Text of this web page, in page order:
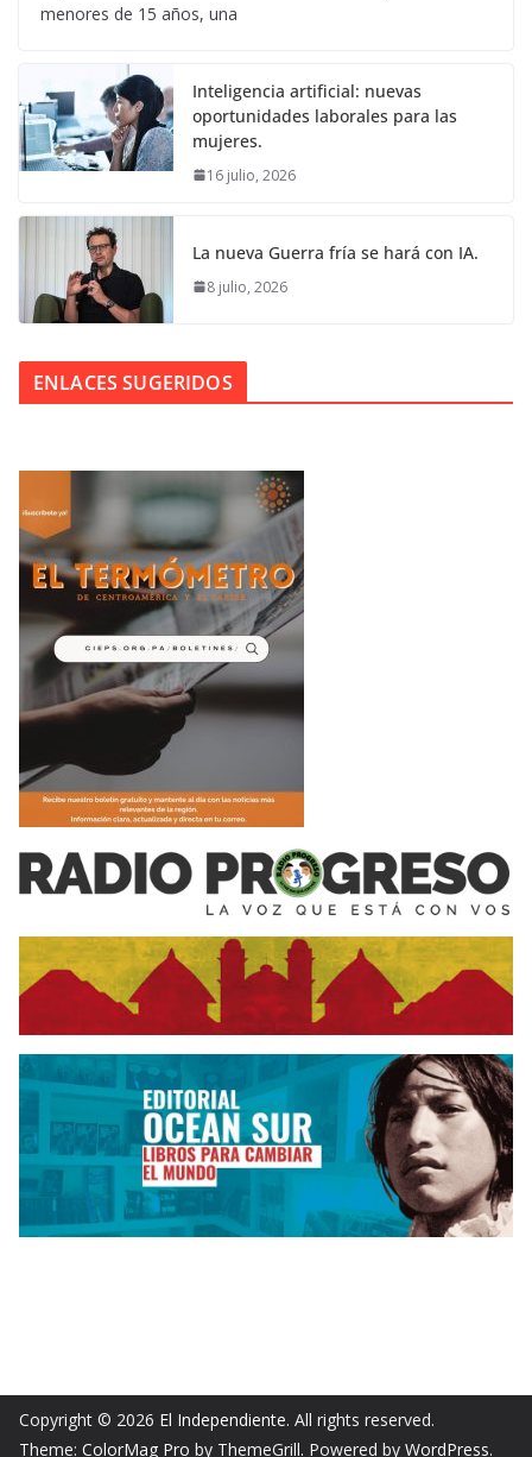
menores de 15 años, una
Inteligencia artificial: nuevas
oportunidades laborales para las
mujeres.
16 julio, 2026
La nueva Guerra fría se hará con IA.
8 julio, 2026
ENLACES SUGERIDOS
Copyright © 2026 El Independiente. All rights reserved.
Theme: ColorMag Pro by ThemeGrill. Powered by WordPress.